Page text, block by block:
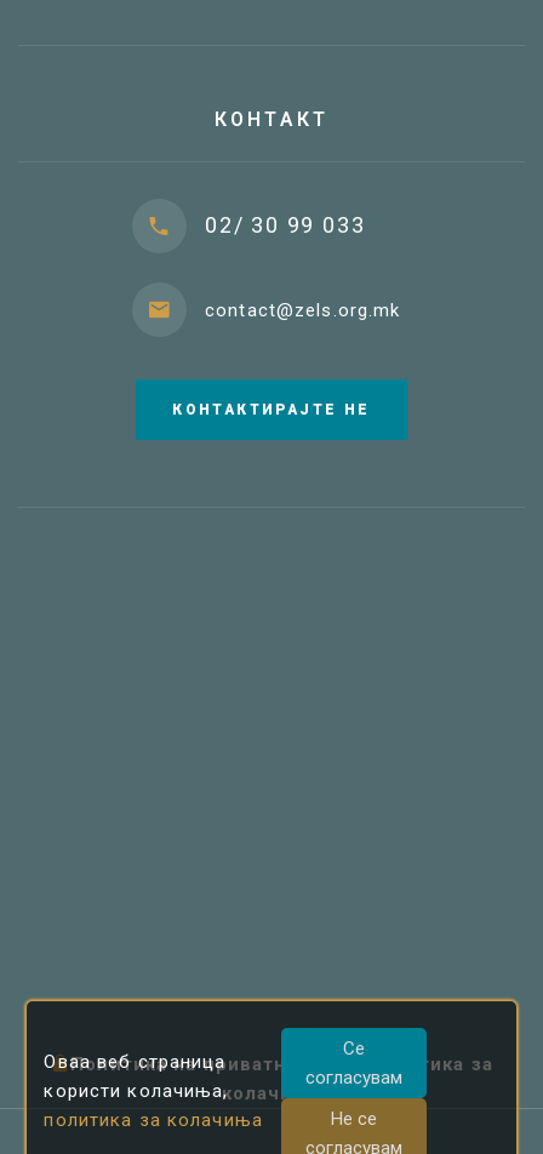
КОНТАКТ
02/ 30 99 033
contact@zels.org.mk
КОНТАКТИРАЈТЕ НЕ
Политика на приватност
Политика за
колачиња
Оваа веб страница
користи колачиња,
политика за колачиња
Се
согласувам
Не се
согласувам